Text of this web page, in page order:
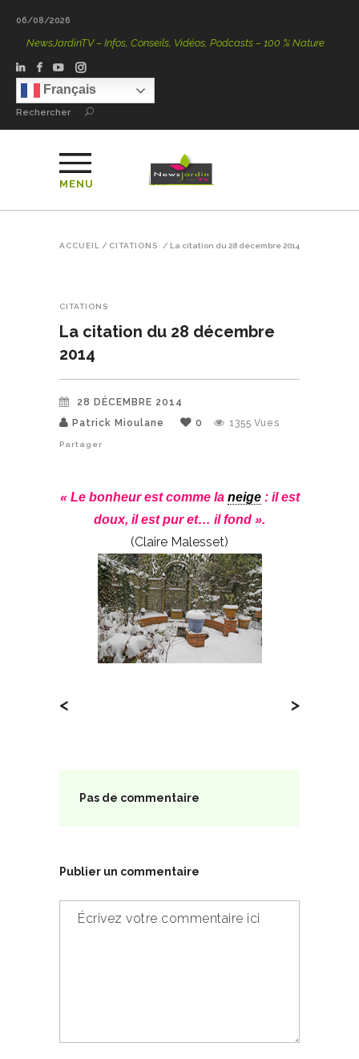
06/08/2026
NewsJardinTV – Infos, Conseils, Vidéos, Podcasts – 100 % Nature
Français
Rechercher
MENU
ACCUEIL / CITATIONS / La citation du 28 décembre 2014
CITATIONS
La citation du 28 décembre
2014
28 DÉCEMBRE 2014
Patrick Mioulane
0 1355 Vues
Partager
« Le bonheur est comme la neige: il est
doux, il est pur et… il fond ».
(Claire Malesset)
< >
Pas de commentaire
Publier un commentaire